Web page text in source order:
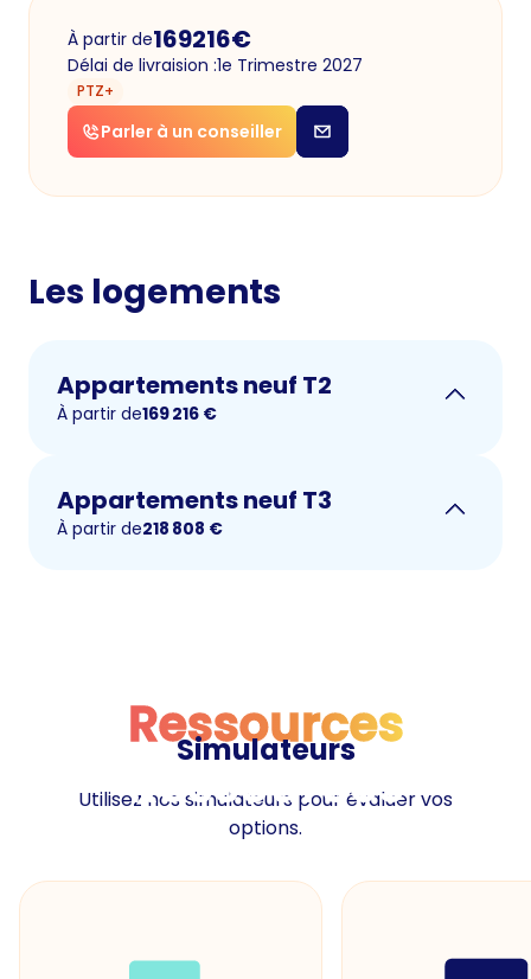
À partir de169216€
Délai de livraision :1e Trimestre 2027
PTZ+
Parler à un conseiller
Les logements
Appartements neuf T2
À partir de169 216 €
Appartements neuf T3
À partir de218 808 €
Ressources
Ressources
Simulateurs
Utilisez nos simulateurs pour évaluer vos
options.